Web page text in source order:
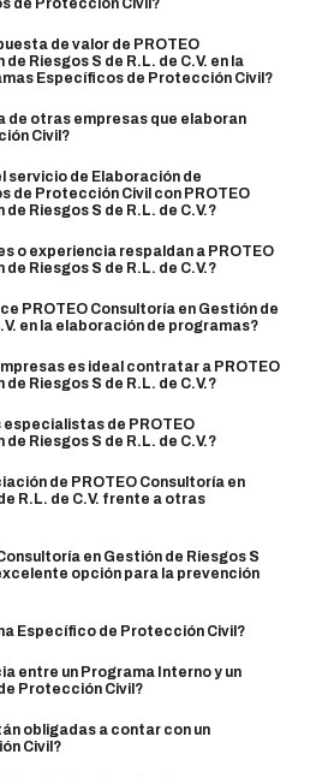
de Protección Civil?
de valor de PROTEO
Riesgos S de R.L. de C.V. en la
Específicos de Protección Civil?
de otras empresas que elaboran
Civil?
servicio de Elaboración de
de Protección Civil con PROTEO
Riesgos S de R.L. de C.V.?
o experiencia respaldan a PROTEO
Riesgos S de R.L. de C.V.?
PROTEO Consultoría en Gestión de
en la elaboración de programas?
es ideal contratar a PROTEO
Riesgos S de R.L. de C.V.?
de PROTEO
Riesgos S de R.L. de C.V.?
de PROTEO Consultoría en
R.L. de C.V. frente a otras
en Gestión de Riesgos S
opción para la prevención
Específico de Protección Civil?
entre un Programa Interno y un
Protección Civil?
obligadas a contar con un
Civil?